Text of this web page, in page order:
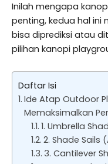
Inilah mengapa
penting, kedua hal ini
bisa diprediksi atau
pilihan kanopi
Daftar Isi
Ide Atap Outdoor
Memaksimalkan
1. Umbrella
2. Shade Sails
3. Cantilever